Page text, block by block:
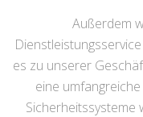
Außerdem
es zu unserer
eine
Sicherheitssysteme